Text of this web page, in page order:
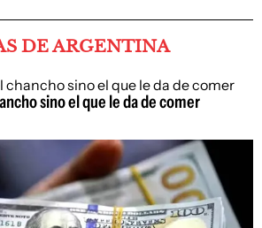
DE ARGENTINA
sino el que le da de comer